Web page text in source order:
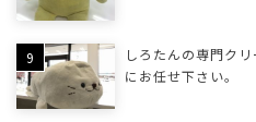
しろたんの専門ク
にお任せ下さい。